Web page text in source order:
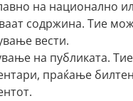
на национално
содржина. Тие
вести.
на публиката.
праќање